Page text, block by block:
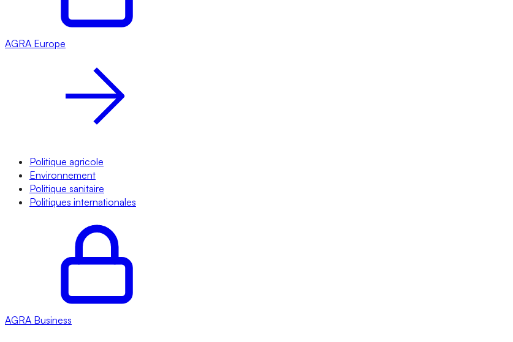
AGRA Europe
Politique agricole
Environnement
Politique sanitaire
Politiques internationales
AGRA Business